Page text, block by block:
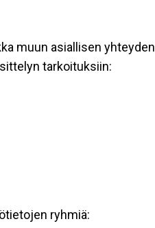
muun asiallisen yhteyden
tarkoituksiin:
ryhmiä: